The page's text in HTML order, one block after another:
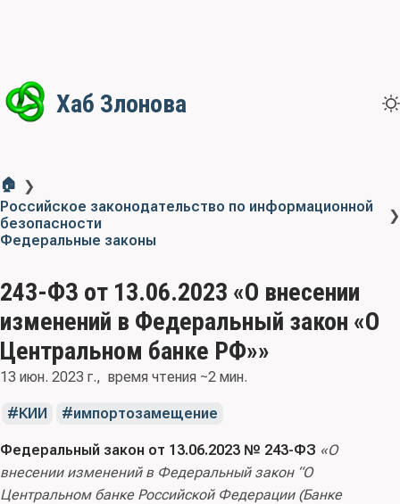
Хаб Злонова
🏠 ❯
Российское законодательство по информационной
безопасности
❯
Федеральные законы
243-ФЗ от 13.06.2023 «О внесении
изменений в Федеральный закон «О
Центральном банке РФ»»
13 июн. 2023 г. время чтения ~2 мин.
КИИ импортозамещение
Федеральный закон от 13.06.2023 № 243-ФЗ «О
внесении изменений в Федеральный закон “О
Центральном банке Российской Федерации (Банке